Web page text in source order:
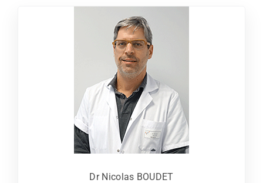
Dr Nicolas BOUDET